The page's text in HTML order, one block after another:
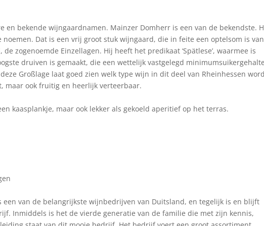
en bekende wijngaardnamen. Mainzer Domherr is een van de bekendste.
noemen. Dat is een vrij groot stuk wijngaard, die in feite een optelsom is van
zogenoemde Einzellagen. Hij heeft het predikaat ‘Spätlese’, waarmee is
druiven is gemaakt, die een wettelijk vastgelegd minimumsuikergehalte
Großlage laat goed zien welk type wijn in dit deel van Rheinhessen
maar ook fruitig en heerlijk verteerbaar.
kaasplankje, maar ook lekker als gekoeld aperitief op het terras.
een van de belangrijkste wijnbedrijven van Duitsland, en tegelijk is en blijft
Inmiddels is het de vierde generatie van de familie die met zijn kennis,